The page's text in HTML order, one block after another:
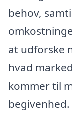
behov,
at udforske
hvad
kommer til
begivenhed.